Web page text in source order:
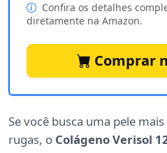
Confira os detalhes
diretamente na Amazon.
Comprar
Se você busca uma pele mais
rugas, o Colágeno Verisol